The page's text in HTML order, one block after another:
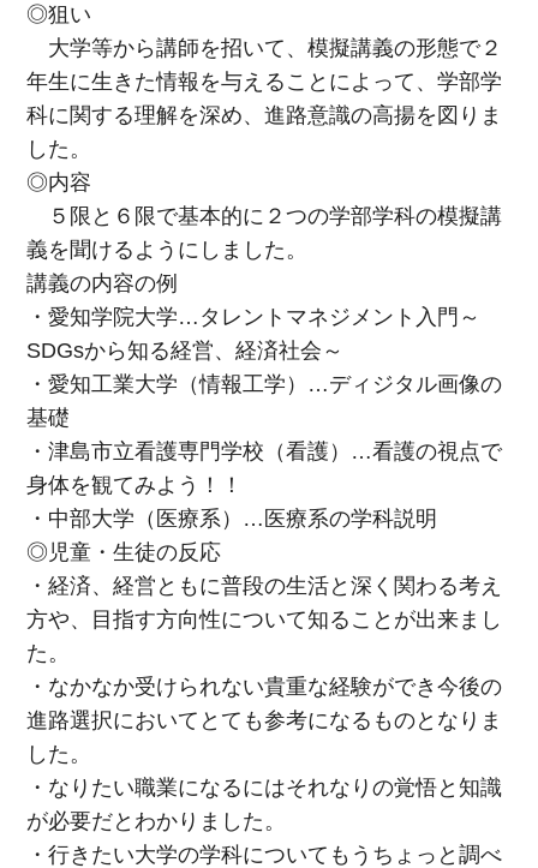
◎狙い
大学等から講師を招いて、模擬講義の形態で２
年生に生きた情報を与えることによって、学部学
科に関する理解を深め、進路意識の高揚を図りま
した。
◎内容
５限と６限で基本的に２つの学部学科の模擬講
義を聞けるようにしました。
講義の内容の例
・愛知学院大学…タレントマネジメント入門～
SDGsから知る経営、経済社会～
・愛知工業大学（情報工学）…ディジタル画像の
基礎
・津島市立看護専門学校（看護）…看護の視点で
身体を観てみよう！！
・中部大学（医療系）…医療系の学科説明
◎児童・生徒の反応
・経済、経営ともに普段の生活と深く関わる考え
方や、目指す方向性について知ることが出来まし
た。
・なかなか受けられない貴重な経験ができ今後の
進路選択においてとても参考になるものとなりま
した。
・なりたい職業になるにはそれなりの覚悟と知識
が必要だとわかりました。
・行きたい大学の学科についてもうちょっと調べ